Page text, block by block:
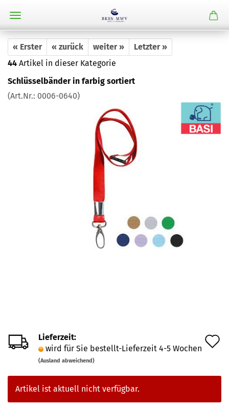
« Erster « zurück weiter »
Letzter »
44 Artikel in dieser Kategorie
Schlüsselbänder in farbig sortiert
(Art.Nr.: 0006-0640)
Lieferzeit:
wird für Sie bestellt-Lieferzeit 4-5 Wochen
(Ausland abweichend)
Artikel ist aktuell nicht verfügbar.